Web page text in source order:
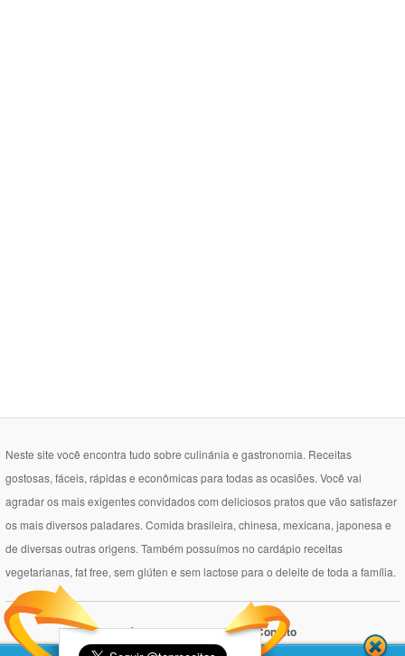
Neste site você encontra tudo sobre culinánia e gastronomia. Receitas
gostosas, fáceis, rápidas e econômicas para todas as ocasiões. Você vai
agradar os mais exigentes convidados com deliciosos pratos que vão satisfazer
os mais diversos paladares. Comida brasileira, chinesa, mexicana, japonesa e
de diversas outras origens. Também possuímos no cardápio receitas
vegetarianas, fat free, sem glúten e sem lactose para o deleite de toda a família.
Política de Privacidade Contato